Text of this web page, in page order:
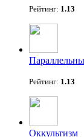
Рейтинг: 1.13
Рейтинг: 1.13
Оккультизм